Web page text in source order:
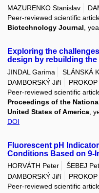
MAZURENKO Stanislav
Peer-reviewed scientific
Biotechnology Journal,
Exploring the
design by rebuilding
JINDAL Garima SLÁNSKÁ
DAMBORSKÝ Jiří
Peer-reviewed scientific
Proceedings of the
United States of America ,
DOI
Fluorescent pH
Conditions Based on 9-
HORVÁTH Peter ŠEBEJ
DAMBORSKÝ Jiří
Peer-reviewed scientific